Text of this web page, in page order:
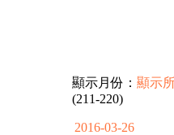
顯示月份： 顯示
(211-220)
2016-03-26